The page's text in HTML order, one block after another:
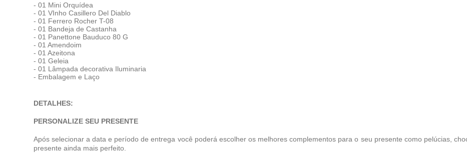
- 01 Mini Orquídea
- 01 VInho Casillero Del Diablo
- 01 Ferrero Rocher T-08
- 01 Bandeja de Castanha
- 01 Panettone Bauduco 80 G
- 01 Amendoim
- 01 Azeitona
- 01 Geleia
- 01 Lâmpada decorativa Iluminaria
- Embalagem e Laço
DETALHES:
PERSONALIZE SEU PRESENTE
Após selecionar a data e período de entrega você poderá escolher os melhores complementos para o seu presente como pelúcias,
presente ainda mais perfeito.